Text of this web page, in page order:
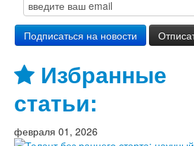
Избранные
статьи:
февраля 01, 2026